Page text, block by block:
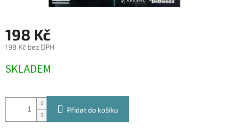
198 Kč
198 Kč bez DPH
cena:
SKLADEM
Přidat do košíku